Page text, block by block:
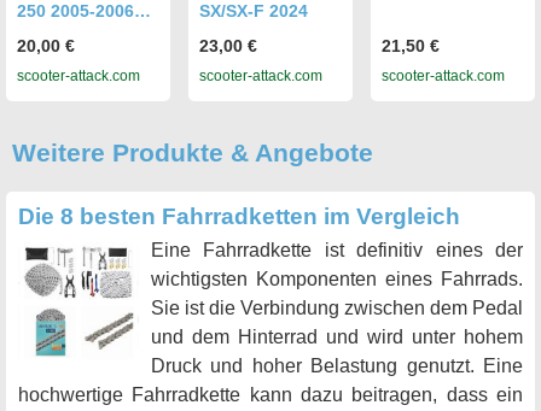
250 2005-2006
20,00 €
scooter-attack.com
SX/SX-F 2024
23,00 €
scooter-attack.com
21,50 €
scooter-attack.com
Weitere Produkte & Angebote
Die 8 besten Fahrradketten im Vergleich
Eine Fahrradkette ist definitiv eines der
wichtigsten Komponenten eines Fahrrads.
Sie ist die Verbindung zwischen dem Pedal
und dem Hinterrad und wird unter hohem
Druck und hoher Belastung genutzt. Eine
hochwertige Fahrradkette kann dazu beitragen, dass ein